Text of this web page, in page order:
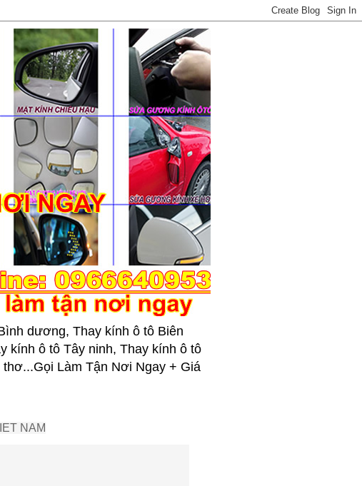
dương, Thay kính ô tô Biên
kính ô tô Tây ninh, Thay kính ô tô
Làm Tận Nơi Ngay + Giá
NAM